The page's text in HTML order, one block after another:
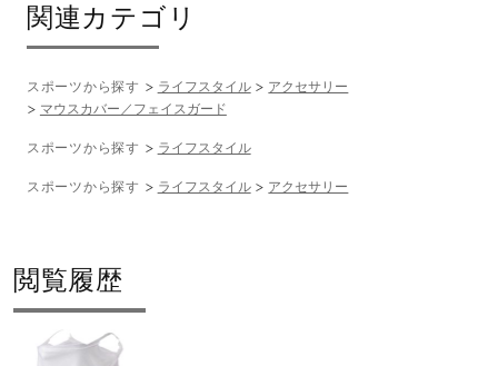
関連カテゴリ
スポーツから探す ライフスタイル
アクセサリー
マウスカバー／フェイスガード
スポーツから探す ライフスタイル
スポーツから探す ライフスタイル アクセサリー
閲覧履歴